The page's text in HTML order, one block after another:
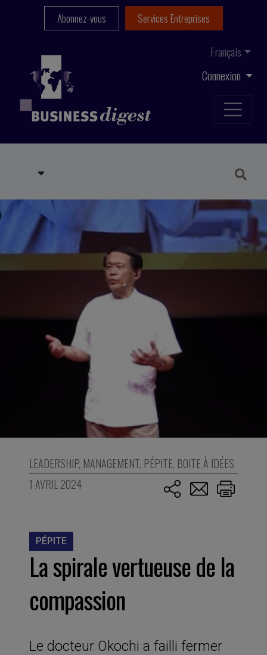
Connexion
Français
Abonnez-vous Services Entreprises
LEADERSHIP, MANAGEMENT, PÉPITE, BOITE À IDÉES
1 AVRIL 2024
PÉPITE
La spirale vertueuse de la
compassion
Le docteur Okochi a failli fermer